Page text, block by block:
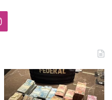
Instagram